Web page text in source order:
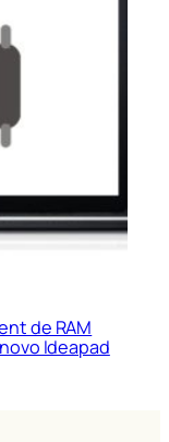
de RAM
Ideapad